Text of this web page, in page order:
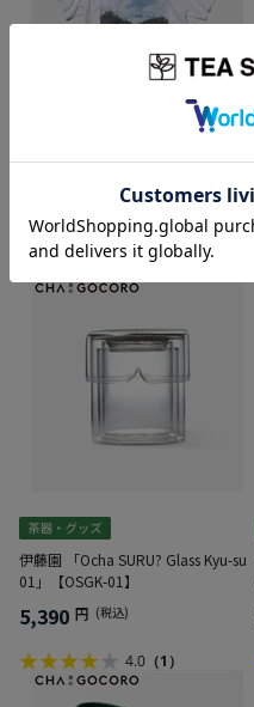
GASATANG × ITO EN(Oi Ocha) Tシ
ャツ
7,150 円 (税込)
伊藤園 「Ocha SURU? Glass Kyu-su
01」【OSGK-01】
5,390 円 (税込)
4.0 （1）